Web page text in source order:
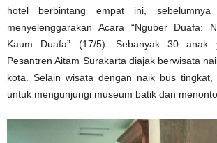
hotel berbintang empat ini,
menyelenggarakan Acara “Nguber Duafa:
Kaum Duafa” (17/5). Sebanyak 30 anak
Pesantren Aitam Surakarta diajak berwisata
kota. Selain wisata dengan naik bus
untuk mengunjungi museum batik dan